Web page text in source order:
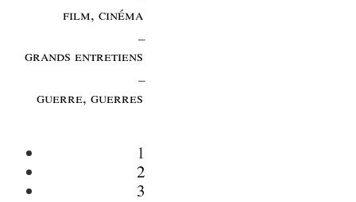
film, cinéma
grands entretiens
guerre, guerres
1
2
3